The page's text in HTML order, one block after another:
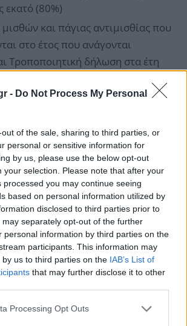
- Do Not Process My Personal
of the sale, sharing to third parties, or
personal or sensitive information for
by us, please use the below opt-out
your selection. Please note that after your
processed you may continue seeing
based on personal information utilized by
disclosed to third parties prior to
separately opt-out of the further
personal information by third parties on the
participants. This information may
us to third parties on the IAB’s List of
that may further disclose it to other
Processing Opt Outs
εκατό (80%)
και πάγιας αντιμισθίας που
στο έτος που ανάγονται
Τροποποιητική δήλωση στα έτη
και πάγιας αντιμισθίας που
ογδόντα τοις εκατό (80%)
Τροποποιητική δήλωση στα έτη
και πάγιας αντιμισθίας που
σε ολικά τυφλούς ή κινητικά
ποσοστό αναπηρίας τουλάχιστον
εκατό (80%-) 6 -(υποβάλλεται
δήλωση στα έτη που αφορούν)
από ασφαλιστικές εισφορές
ασφαλιστικές εισφορές